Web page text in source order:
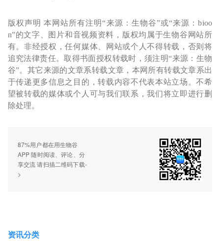
版权声明 本网站所有注明“来源：生物谷”或“来源：bioo
n”的文字、图片和音视频资料，版权均属于生物谷网站所
有。非经授权，任何媒体、网站或个人不得转载，否则将
追究法律责任。取得书面授权转载时，须注明“来源：生物
谷”。其它来源的文章系转载文章，本网所有转载文章系出
于传递更多信息之目的，转载内容不代表本站立场。不希
望被转载的媒体或个人可与我们联系，我们将立即进行删
除处理。
87%用户都在用生物谷
APP 随时阅读、评论、分
享交流 请扫描二维码下载-
>
资讯分类